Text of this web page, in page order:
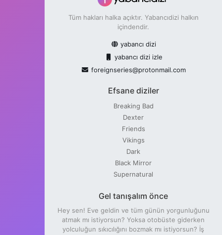
Tüm hakları halka açıktır. Yabancıdizi halkın
içindendir.
yabancı dizi
yabancı dizi izle
foreignseries@protonmail.com
Efsane diziler
Breaking Bad
Dexter
Friends
Vikings
Dark
Black Mirror
Supernatural
Gel tanışalım önce
Hey sen! Eve geldin ve tüm günün yorgunluğunu
atmak mı istiyorsun? Yoksa otobüste giderken
yolculuğun sıkıcılığını bozmak mı istiyorsun? İş